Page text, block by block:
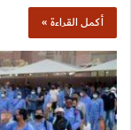
أكمل القراءة »